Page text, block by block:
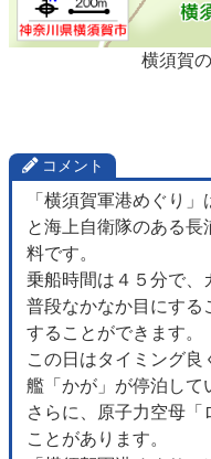
横須賀
コメント
「横須賀軍港めぐり
と海上自衛隊のある
料です。
乗船時間は４５分で、
普段なかなか目にする
することができます。
この日はタイミング
艦「かが」が停泊して
さらに、原子力空母「
ことがあります。